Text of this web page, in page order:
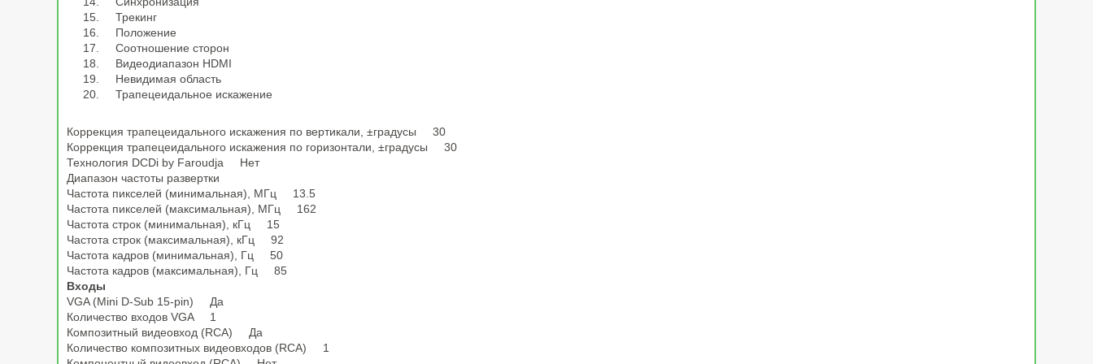
Трекинг
Положение
Соотношение сторон
Видеодиапазон HDMI
Невидимая область
Трапецеидальное искажение
Коррекция трапецеидального искажения по вертикали, ±градусы 30
Коррекция трапецеидального искажения по горизонтали, ±градусы 30
Технология DCDi by Faroudja Нет
Диапазон частоты развертки
Частота пикселей (минимальная), МГц 13.5
Частота пикселей (максимальная), МГц 162
Частота строк (минимальная), кГц 15
Частота строк (максимальная), кГц 92
Частота кадров (минимальная), Гц 50
Частота кадров (максимальная), Гц 85
Входы
VGA (Mini D-Sub 15-pin) Да
Количество входов VGA 1
Композитный видеовход (RCA) Да
Количество композитных видеовходов (RCA) 1